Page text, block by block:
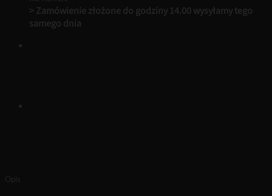
> Zamówienie złożone do godziny 14.00 wysyłamy tego
samego dnia
Opis